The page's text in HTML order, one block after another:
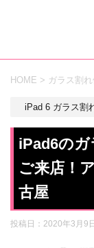
HOME > ガラス割
iPad 6 ガラス割
iPad6のガ
ご来店！
古屋
投稿日： 2020年3月9